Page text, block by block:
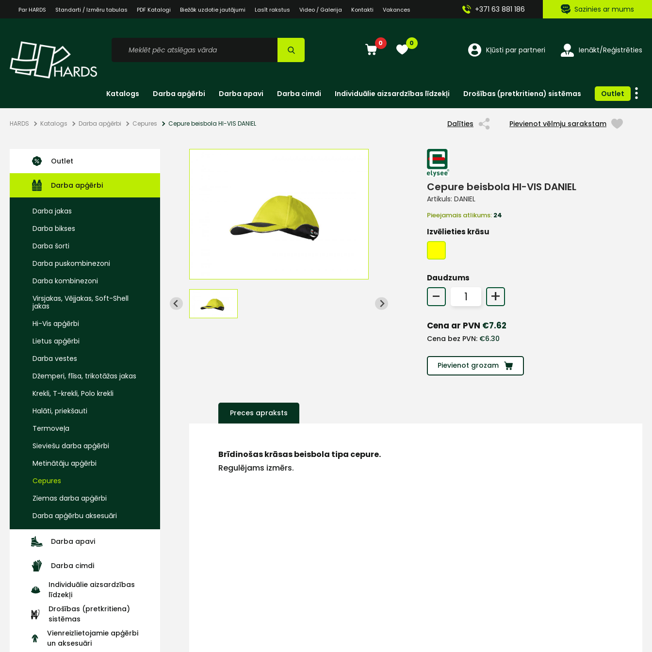
Par HARDS Standarti / Izmēru tabulas PDF Katalogi Biežāk uzdotie jautājumi Lasīt rakstus Video / Galerija Kontakti Vakances +371 63 881 186 Sazinies ar mums
0 0
Kļūsti par partneri Ienākt/Reģistrēties
Katalogs Darba apģērbi Darba apavi Darba cimdi Individuālie aizsardzības līdzekļi Drošības (pretkritiena) sistēmas Outlet
HARDS Katalogs Darba apģērbi Cepures Cepure beisbola HI-VIS DANIEL Dalīties Pievienot vēlmju sarakstam
Outlet
Darba apģērbi
Darba jakas
Darba bikses
Darba šorti
Darba puskombinezoni
Darba kombinezoni
Virsjakas, Vējjakas, Soft-Shell
jakas
Hi-Vis apģērbi
Lietus apģērbi
Darba vestes
Džemperi, flīsa, trikotāžas jakas
Krekli, T-krekli, Polo krekli
Halāti, priekšauti
Termoveļa
Sieviešu darba apģērbi
Metinātāju apģērbi
Cepures
Ziemas darba apģērbi
Darba apģērbu aksesuāri
Darba apavi
Darba cimdi
Individuālie aizsardzības
līdzekļi
Drošības (pretkritiena)
sistēmas
Vienreizlietojamie apģērbi
un aksesuāri
Cepure beisbola HI-VIS DANIEL
Artikuls: DANIEL
Pieejamais atlikums: 24
Izvēlieties krāsu
Daudzums
- +
Cena ar PVN €7.62
Cena bez PVN: €6.30
Pievienot grozam
Preces apraksts
Brīdinošas krāsas beisbola tipa cepure.
Regulējams izmērs.